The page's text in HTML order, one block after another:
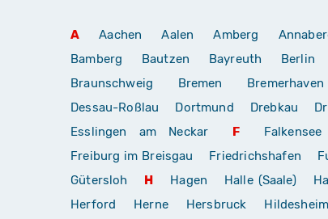
A Aachen Aalen Amberg
Bamberg
Bautzen Bayreuth Berlin
Braunschweig
Bremen Bremerhaven
Dessau-Roßlau
Dortmund Drebkau
Esslingen am Neckar
F Falkensee
Freiburg im Breisgau
Friedrichshafen
Gütersloh
H Hagen Halle (Saale)
Herford
Herne Hersbruck Hildesheim